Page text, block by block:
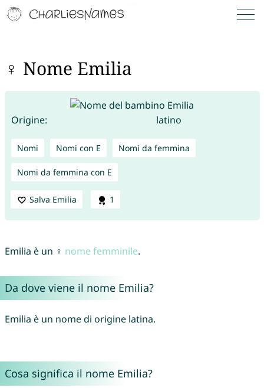
♀ Nome Emilia
Origine: latino
Nomi Nomi con E Nomi da femmina
Nomi da femmina con E
Salva Emilia 1
Emilia è un ♀ nome femminile.
Da dove viene il nome Emilia?
Emilia è un nome di origine latina.
Cosa significa il nome Emilia?